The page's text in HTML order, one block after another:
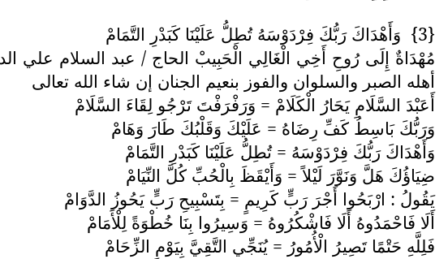
{3}
وَأَهْدَاكَ رَبُّكَ فِرْدَوْسَهُ تُطِلُّ عَلَيْنَا كَبَدْرِ التَّمَامْ
مُهْدَاةٌ إِلَى رُوحِ أَخِي الْغَالِي الْحَبِيبْ الحاج / عبد السلام علي
أهله الصبر والسلوان والفوز بنعيم الجنان إن شاء الله تعالى
أَعَبْدَ السَّلَامِ يَحَارُ الْكَلَامْ = وَرَفْرَفْتَ تَرْجُو لِقَاءَ السَّلَامْ
وَرَبُّكَ بَاسِطُ كَفِّ رِضَاهُ = عَلَيْكَ وَقَلْبُكَ طَارَ وَهَامْ
وَأَهْدَاكَ رَبُّكَ فِرْدَوْسَهُ = تُطِلُّ عَلَيْنَا كَبَدْرِ التَّمَامْ
ضِيَاؤُكَ هَلَّ وَنَوَّرَ لَيْلاً = وَأَيْقَظَ بِالْحُبِّ كُلَّ النِّيَامْ
يَقُولُ : ارْبَحُوا أَجْرَ رَبٍّ كَرِيمٍ = بِتَسْبِيحِ رَبٍّ يَحُوزُ الدَّوَامْ
أَلَا فَاحْمَدُوهُ أَلَا فَاشْكُرُوهُ = وَسِيرُوا بِنَا خُطْوَةً لِلْأَمَامْ
فَلِلَّهِ حَتْمًا تَصِيرُ الْأُمُورُ = يُنَجِّي التَّقِيَّ بِيَوْمِ الزِّحَامْ